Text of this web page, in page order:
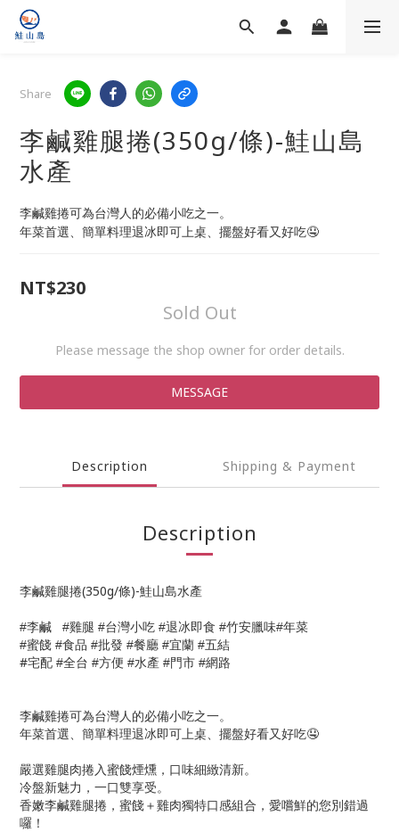
Share
李鹹雞腿捲(350g/條)-鮭山島
水產
李鹹雞捲可為台灣人的必備小吃之一。
年菜首選、簡單料理退冰即可上桌、擺盤好看又好吃🤤
NT$230
Sold Out
Please message the shop owner for order details.
MESSAGE
Description Shipping & Payment
Description
李鹹雞腿捲(350g/條)-鮭山島水產
#李鹹 #雞腿 #台灣小吃 #退冰即食 #竹安臘味#年菜
#蜜餞 #食品 #批發 #餐廳 #宜蘭 #五結
#宅配 #全台 #方便 #水產 #門市 #網路
李鹹雞捲可為台灣人的必備小吃之一。
年菜首選、簡單料理退冰即可上桌、擺盤好看又好吃🤤
嚴選雞腿肉捲入蜜餞煙燻，口味細緻清新。
冷盤新魅力，一口雙享受。
香嫩李鹹雞腿捲，蜜餞＋雞肉獨特口感組合，愛嚐鮮的您別錯過
囉！